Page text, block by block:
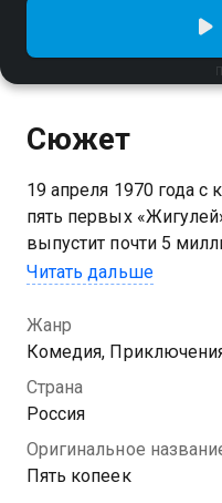
Сюжет
19 апреля 1970 года
пять первых
выпустит почти 5
пять были
килограммов золота.
группа авантюристов
вдохновляется
добираются до самого
Вместо этого они
машины до сих пор
Читать дальше
Жанр
Комедия,
Страна
Россия
Оригинальное
Пять копеек